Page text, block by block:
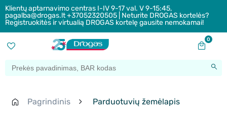
Klientų aptarnavimo centras I-IV 9-17 val. V 9-15:45,
pagalba@drogas.lt +37052320505 | Neturite DROGAS kortelės?
Registruokitės ir virtualią DROGAS kortelę gausite nemokamai!
0
Pagrindinis Parduotuvių žemėlapis